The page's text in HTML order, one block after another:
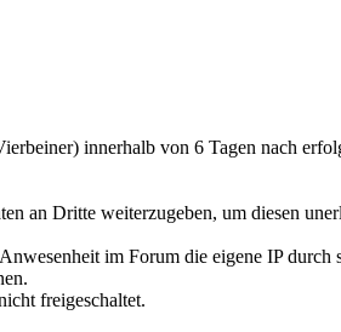
innerhalb von 6 Tagen nach
an Dritte weiterzugeben, um diesen
im Forum die eigene IP
freigeschaltet.